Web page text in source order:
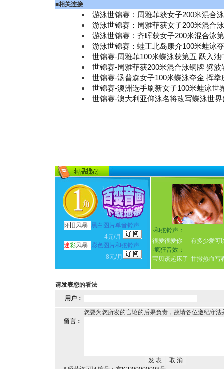
■相关连接
游泳世锦赛：周雅菲获女子200米混合
游泳世锦赛：周雅菲获女子200米混合
游泳世锦赛：齐晖获女子200米混合泳
游泳世锦赛：蛙王北岛康介100米蛙泳
世锦赛-周雅菲100米蝶泳获第五 跃入池
世锦赛-周雅菲获200米混合泳铜牌 劈波
世锦赛-汤普森女子100米蝶泳夺金 挥拳
世锦赛-澳洲选手刷新女子100米蛙泳世
世锦赛-澳大利亚仰泳名将改写蝶泳世
怀 旧 风暴
黑白图片单音铃声
4元/月
迷彩风暴 彩色图片和弦铃声
8元/月
·和弦铃声：
很爱很爱你
有多少爱可
·疯狂音效：
宝贝该起床了 甘撒热血写
请发表您的看法
用户：
您要为您所发的言论的后果负责，故请各位遵纪守
留言：